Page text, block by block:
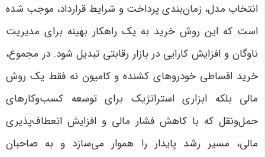
انتخاب مدل، زمان‌بندی پرداخت و شرایط قرارداد، موجب شده
است که این روش خرید به یک راهکار بهینه برای مدیریت
ناوگان و افزایش کارایی در بازار رقابتی تبدیل شود. در مجموع،
خرید اقساطی خودروهای کشنده و کامیون نه فقط یک روش
مالی بلکه ابزاری استراتژیک برای توسعه کسب‌وکارهای
حمل‌ونقل که با کاهش فشار مالی و افزایش انعطاف‌پذیری
مالی، مسیر رشد پایدار را هموار می‌سازد و به صاحبان